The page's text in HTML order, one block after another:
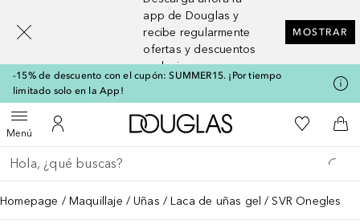
app de Douglas y
recibe regularmente
ofertas y descuentos
exclusivos
MOSTRAR
-15% de descuento con el cupón: SUMMER15. ¡Por tiempo
limitado solo en la App!
MenúAbrir menúMi cuenta
A Douglas HomeMi lista de
A
Regresar
Ejecutar búsqueda
Homepage Maquillaje Uñas Laca de uñas gel SVR Onegles
[navigation.slideout.screenreader]